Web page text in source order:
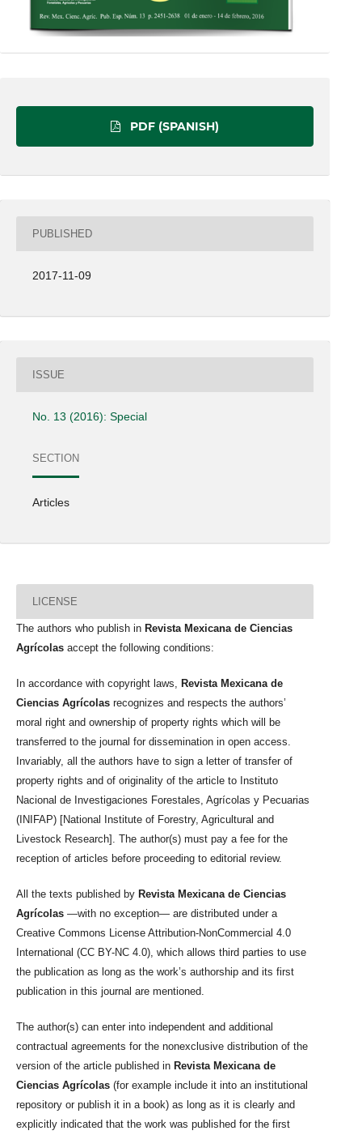
PDF (SPANISH)
PUBLISHED
2017-11-09
ISSUE
No. 13 (2016): Special
SECTION
Articles
LICENSE
The authors who publish in Revista Mexicana de Ciencias
Agrícolas accept the following conditions:
In accordance with copyright laws, Revista Mexicana de
Ciencias Agrícolas recognizes and respects the authors’
moral right and ownership of property rights which will be
transferred to the journal for dissemination in open access.
Invariably, all the authors have to sign a letter of transfer of
property rights and of originality of the article to Instituto
Nacional de Investigaciones Forestales, Agrícolas y Pecuarias
(INIFAP) [National Institute of Forestry, Agricultural and
Livestock Research]. The author(s) must pay a fee for the
reception of articles before proceeding to editorial review.
All the texts published by Revista Mexicana de Ciencias
Agrícolas —with no exception— are distributed under a
Creative Commons License Attribution-NonCommercial 4.0
International (CC BY-NC 4.0), which allows third parties to use
the publication as long as the work’s authorship and its first
publication in this journal are mentioned.
The author(s) can enter into independent and additional
contractual agreements for the nonexclusive distribution of the
version of the article published in Revista Mexicana de
Ciencias Agrícolas (for example include it into an institutional
repository or publish it in a book) as long as it is clearly and
explicitly indicated that the work was published for the first